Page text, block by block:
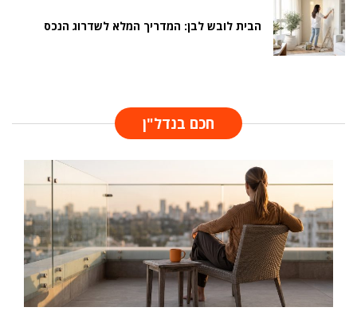
הבית לובש לבן: המדריך המלא לשדרוג הנכס
חכם בנדל"ן